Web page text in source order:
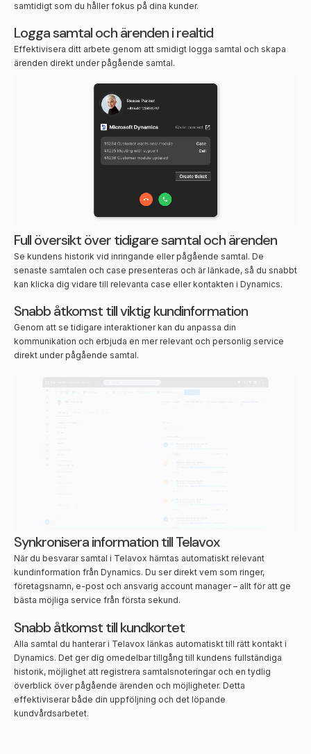
samtidigt som du håller fokus på dina kunder.
Logga samtal och ärenden i realtid
Effektivisera ditt arbete genom att smidigt logga samtal och skapa
ärenden direkt under pågående samtal.
Full översikt över tidigare samtal och ärenden
Se kundens historik vid inringande eller pågående samtal. De
senaste samtalen och case presenteras och är länkade, så du snabbt
kan klicka dig vidare till relevanta case eller kontakten i Dynamics.
Snabb åtkomst till viktig kundinformation
Genom att se tidigare interaktioner kan du anpassa din
kommunikation och erbjuda en mer relevant och personlig service
direkt under pågående samtal.
Synkronisera information till Telavox
När du besvarar samtal i Telavox hämtas automatiskt relevant
kundinformation från Dynamics. Du ser direkt vem som ringer,
företagsnamn, e-post och ansvarig account manager – allt för att ge
bästa möjliga service från första sekund.
Snabb åtkomst till kundkortet
Alla samtal du hanterar i Telavox länkas automatiskt till rätt kontakt i
Dynamics. Det ger dig omedelbar tillgång till kundens fullständiga
historik, möjlighet att registrera samtalsnoteringar och en tydlig
överblick över pågående ärenden och möjligheter. Detta
effektiviserar både din uppföljning och det löpande
kundvårdsarbetet.